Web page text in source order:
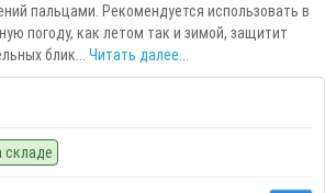
пальцами. Рекомендуется использовать в
погоду, как летом так и зимой, защитит
блик... Читать далее...
складе